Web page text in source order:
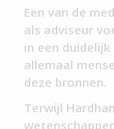
Een van de
als adviseur
in een
allemaal
deze bronnen.
Terwijl